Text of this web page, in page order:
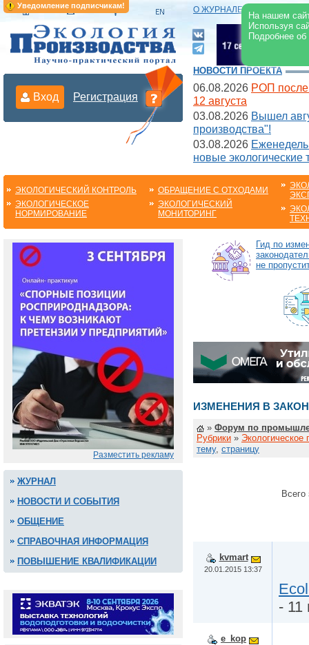
Уведомление подписчикам!
На нашем
Используя
Подробнее
О ЖУРНАЛЕ |
Вход Регистрация
НОВОСТИ ПРОЕКТА
06.08.2026 РОП после
12 августа
03.08.2026 Вышел
производства"!
03.08.2026
новые экологические
ЭКОЛОГИЧЕСКИЙ КОНТРОЛЬ
ЭКОЛОГИЧЕСКОЕ
НОРМИРОВАНИЕ
ОБРАЩЕНИЕ С ОТХОДАМИ
ЭКОЛОГИЧЕСКИЙ
МОНИТОРИНГ
Разместить рекламу
ЖУРНАЛ
НОВОСТИ И СОБЫТИЯ
ОБЩЕНИЕ
СПРАВОЧНАЯ ИНФОРМАЦИЯ
ПОВЫШЕНИЕ КВАЛИФИКАЦИИ
Гид по
не
ИЗМЕНЕНИЯ В
» Форум по
Рубрики » Экологическое
тему, страницу
Всего
kvmart
20.01.2015 13:37
- 11
e_kop